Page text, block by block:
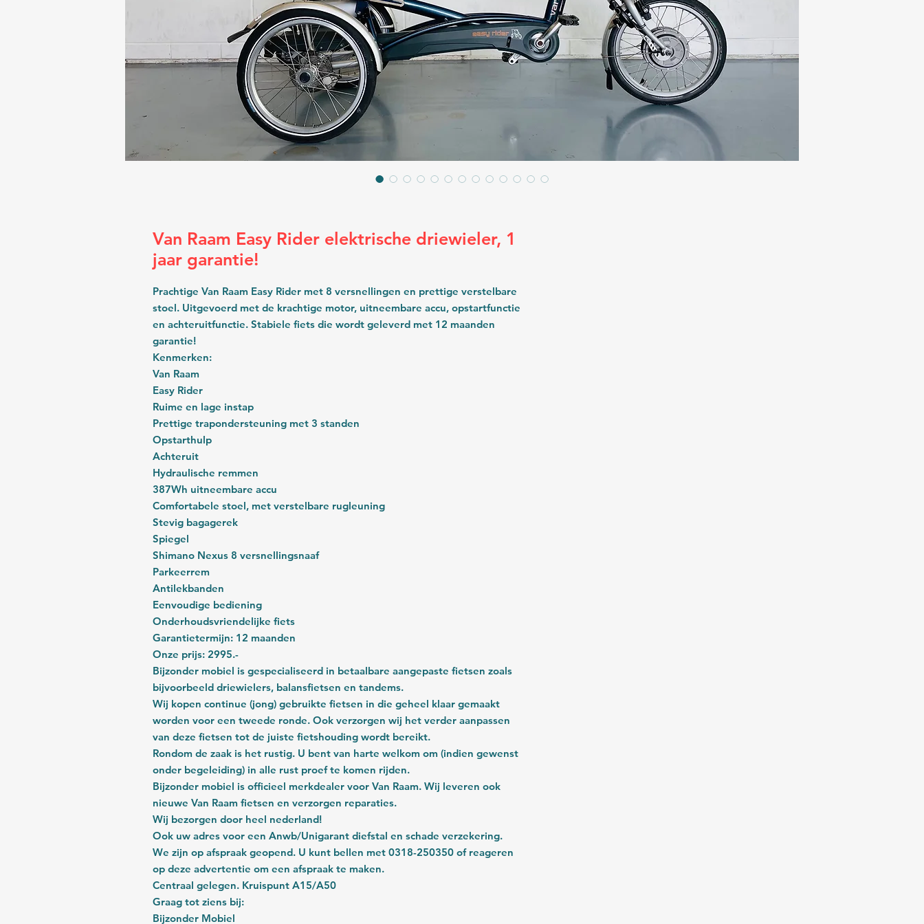
Van Raam Easy Rider elektrische driewieler, 1
jaar garantie!
Prachtige Van Raam Easy Rider met 8 versnellingen en prettige verstelbare
stoel. Uitgevoerd met de krachtige motor, uitneembare accu, opstartfunctie
en achteruitfunctie. Stabiele fiets die wordt geleverd met 12 maanden
garantie!
Kenmerken:
Van Raam
Easy Rider
Ruime en lage instap
Prettige trapondersteuning met 3 standen
Opstarthulp
Achteruit
Hydraulische remmen
387Wh uitneembare accu
Comfortabele stoel, met verstelbare rugleuning
Stevig bagagerek
Spiegel
Shimano Nexus 8 versnellingsnaaf
Parkeerrem
Antilekbanden
Eenvoudige bediening
Onderhoudsvriendelijke fiets
Garantietermijn: 12 maanden
Onze prijs: 2995.-
Bijzonder mobiel is gespecialiseerd in betaalbare aangepaste fietsen zoals
bijvoorbeeld driewielers, balansfietsen en tandems.
Wij kopen continue (jong) gebruikte fietsen in die geheel klaar gemaakt
worden voor een tweede ronde. Ook verzorgen wij het verder aanpassen
van deze fietsen tot de juiste fietshouding wordt bereikt.
Rondom de zaak is het rustig. U bent van harte welkom om (indien gewenst
onder begeleiding) in alle rust proef te komen rijden.
Bijzonder mobiel is officieel merkdealer voor Van Raam. Wij leveren ook
nieuwe Van Raam fietsen en verzorgen reparaties.
Wij bezorgen door heel nederland!
Ook uw adres voor een Anwb/Unigarant diefstal en schade verzekering.
We zijn op afspraak geopend. U kunt bellen met 0318-250350 of reageren
op deze advertentie om een afspraak te maken.
Centraal gelegen. Kruispunt A15/A50
Graag tot ziens bij:
Bijzonder Mobiel